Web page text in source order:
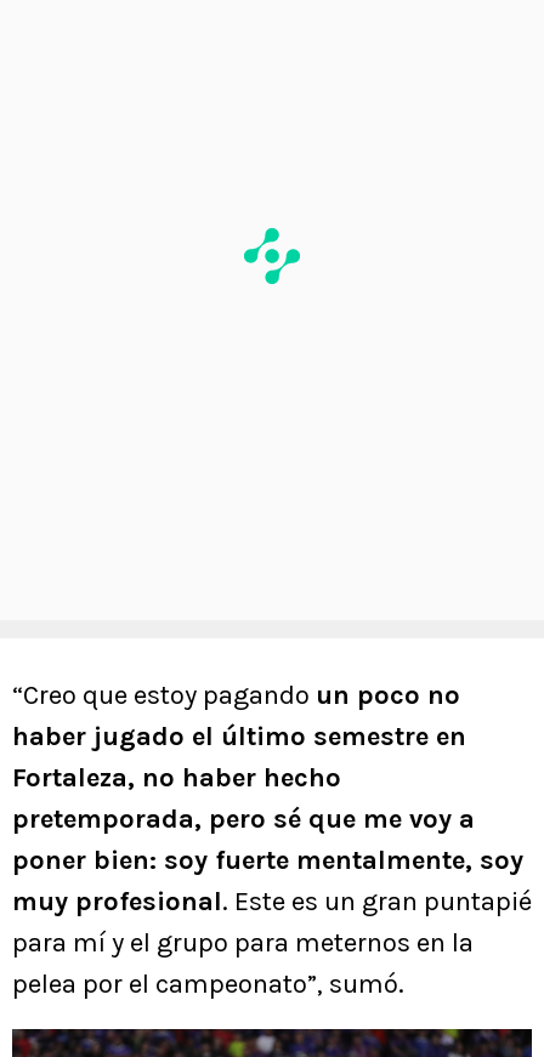
“Creo que estoy pagando un poco no
haber jugado el último semestre en
Fortaleza, no haber hecho
pretemporada, pero sé que me voy a
poner bien: soy fuerte mentalmente, soy
muy profesional. Este es un gran puntapié
para mí y el grupo para meternos en la
pelea por el campeonato”, sumó.